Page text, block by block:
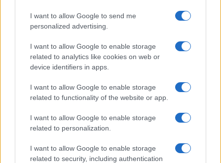
I want to allow Google to send me
personalized advertising.
I want to allow Google to enable storage
related to analytics like cookies on web or
device identifiers in apps.
I want to allow Google to enable storage
related to functionality of the website or app.
I want to allow Google to enable storage
related to personalization.
I want to allow Google to enable storage
related to security, including authentication
Tuttavia, dato che il sentiment può cambiare
molto rapidamente, monitoreremo attentamente
ricadute sui rischi.
1